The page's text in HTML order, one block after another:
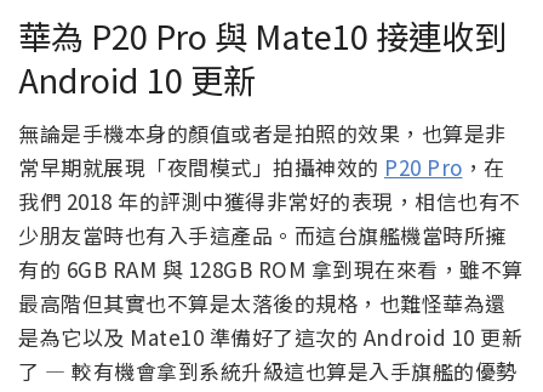
華為 P20 Pro 與 Mate10 接連收到
Android 10 更新
無論是手機本身的顏值或者是拍照的效果，也算是非
常早期就展現「夜間模式」拍攝神效的 P20 Pro ，在
我們 2018 年的評測中獲得非常好的表現，相信也有不
少朋友當時也有入手這產品。而這台旗艦機當時所擁
有的 6GB RAM 與 128GB ROM 拿到現在來看，雖不算
最高階但其實也不算是太落後的規格，也難怪華為還
是為它以及 Mate10 準備好了這次的 Android 10 更新
了 — 較有機會拿到系統升級這也算是入手旗艦的優勢